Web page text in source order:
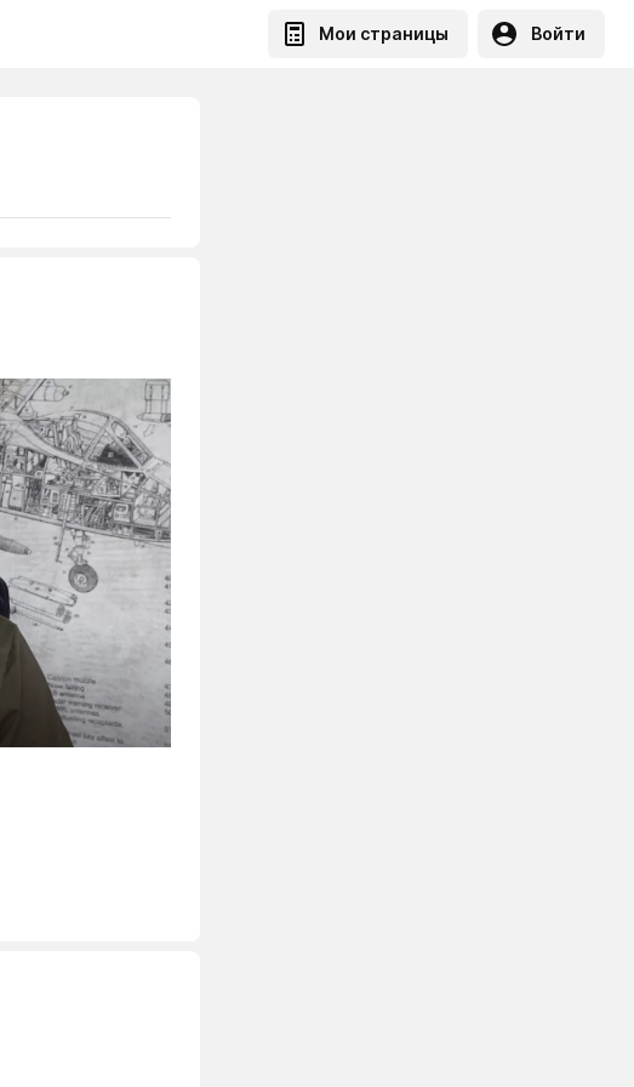
Мои страницы Войти